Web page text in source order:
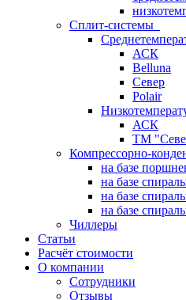
Сплит-системы
АСК
Belluna
Север
Polair
АСК
ТМ
Компрессорно-
на базе
на базе
на базе
на базе
Чиллеры
Статьи
Расчёт стоимости
О компании
Сотрудники
Отзывы